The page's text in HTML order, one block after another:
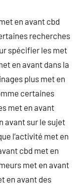
en avant cbd
recherches
spécifier les met
en avant dans la
plus met en
certaines
met en avant
avant sur le sujet
l’activité met en
cbd met en
met en avant
en avant des